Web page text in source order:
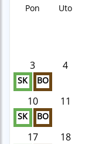
Pon Uto
3
SK BO
4
10
SK BO
11
17 18